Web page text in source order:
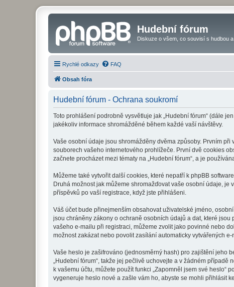
Hudební fórum
Diskuze o všem, co souvisí s hudbou a
Rychlé odkazy FAQ
Obsah fóra
Hudební fórum - Ochrana soukromí
Toto prohlášení podrobně vysvětluje jak „Hudební fórum“ (dále jen
jakékoliv informace shromážděné během každé vaší návštěvy.
Vaše osobní údaje jsou shromážděny dvěma způsoby. Prvním
souborech vašeho internetového prohlížeče. První dvě cookies
začnete procházet mezi tématy na „Hudební fórum“, a je
Můžeme také vytvořit další cookies, které nepatří k phpBB
Druhá možnost jak můžeme shromažďovat vaše osobní údaje,
příspěvků po vaší registrace, když jste přihlášeni.
Váš účet bude přinejmenším obsahovat uživatelské jméno,
jsou chráněny zákony o ochraně osobních údajů a dat, které
vašeho e-mailu při registraci, můžeme zvolit jako povinné nebo
možnost zakázat nebo povolit zasílání automaticky vytvářených
Vaše heslo je zašifrováno (jednosměrný hash) pro zajištění jeho
„Hudební fórum“, takže jej pečlivě uchovejte a v žádném
k vašemu účtu, můžete použít funkci „Zapomněl jsem své heslo“
vygeneruje heslo nové a zašle vám ho, abyste se mohli přihlásit